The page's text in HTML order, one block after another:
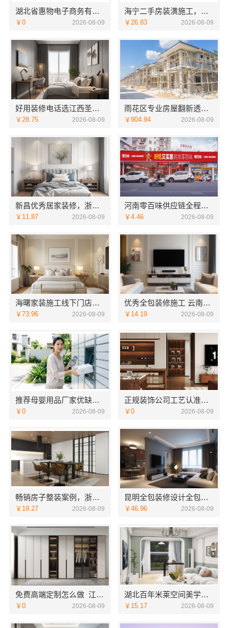
湖北省惠物电子商务有限公司热门日常居家公司价格推荐
￥0 2026-08-09
海宁二手房装潢施工，嘉兴家美建材科技专业翻新
￥26.83 2026-08-09
好用装修电话选江西圣匠新型环保材料
￥28.75 2026-08-09
雨花区专业房屋翻新透明化施工，湖南创益讯建筑有限公司省心全包
￥904.94 2026-08-09
新昌优秀居家装修，浙江宜美嘉装饰工程有限公司匠心打造
￥11.87 2026-08-09
河南零百味供应链全程护航量贩零食铺无忧经营
￥4.46 2026-08-09
海曙家装施工线下门店，宁波雅美和居建材科技官方地址
￥73.96 2026-08-09
优秀全包装修施工 云南至高新型建材有限公司
￥14.19 2026-08-09
推荐母婴用品厂家优缺点，湖北省惠物电子商务有限公司分析
￥0 2026-08-09
正规装饰公司工艺认准南通宏域全宅装饰建材
￥0 2026-08-09
畅销房子整装案例，浙江乐享新材料有限公司基础工程上门服务
￥19.27 2026-08-09
昆明全包装修设计全包价格，云南至高新型建材有限公司透明报价
￥46.96 2026-08-09
免费高端定制怎么做_江苏东钢金属家居有限公司
￥0 2026-08-09
湖北百年米莱空间美学装饰材料有限公司荆州装修公司婚房装修方案
￥15.17 2026-08-09